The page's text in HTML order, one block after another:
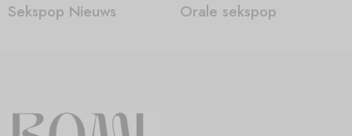
Sekspop Nieuws Orale sekspop